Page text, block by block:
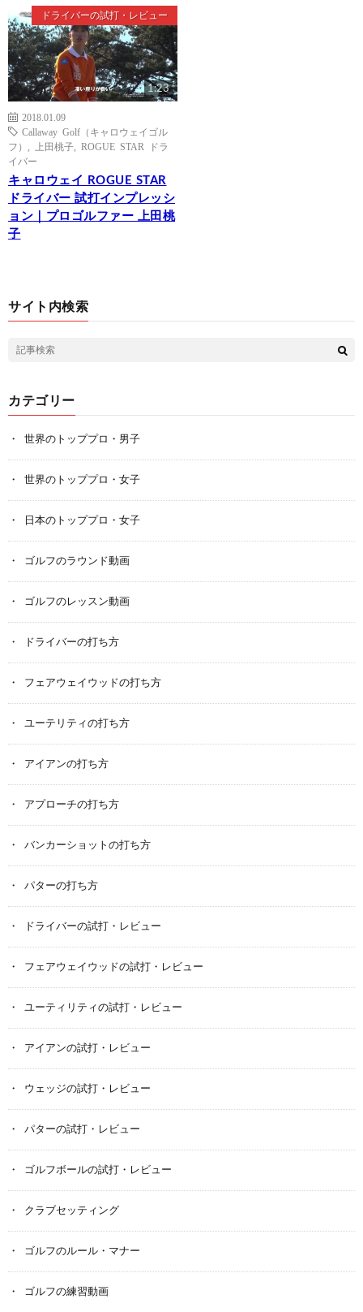
ドライバーの試打・レビュー
1:23
2018.01.09
Callaway Golf（キャロウェイゴル
フ）
上田桃子
ROGUE STAR ドラ
イバー
キャロウェイ ROGUE STAR
ドライバー 試打インプレッシ
ョン｜プロゴルファー 上田桃
子
サイト内検索
カテゴリー
世界のトッププロ・男子
世界のトッププロ・女子
日本のトッププロ・女子
ゴルフのラウンド動画
ゴルフのレッスン動画
ドライバーの打ち方
フェアウェイウッドの打ち方
ユーテリティの打ち方
アイアンの打ち方
アプローチの打ち方
バンカーショットの打ち方
パターの打ち方
ドライバーの試打・レビュー
フェアウェイウッドの試打・レビュー
ユーティリティの試打・レビュー
アイアンの試打・レビュー
ウェッジの試打・レビュー
パターの試打・レビュー
ゴルフボールの試打・レビュー
クラブセッティング
ゴルフのルール・マナー
ゴルフの練習動画